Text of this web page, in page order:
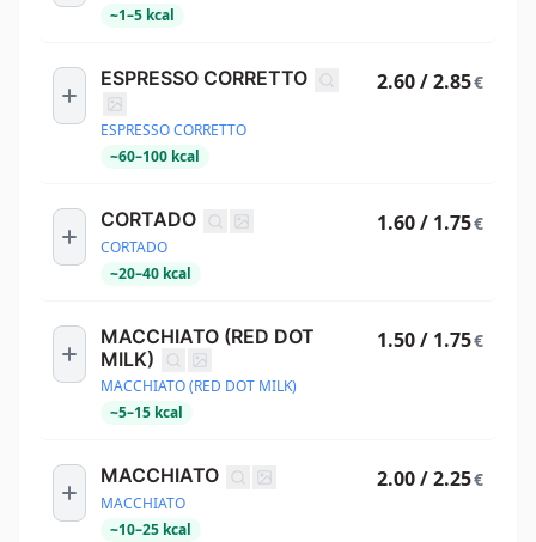
~1–5 kcal
ESPRESSO CORRETTO
ESPRESSO CORRETTO
~60–100 kcal
2.60 / 2.85€
CORTADO
CORTADO
~20–40 kcal
1.60 / 1.75€
MACCHIATO (RED DOT
MILK)
MACCHIATO (RED DOT MILK)
~5–15 kcal
1.50 / 1.75€
MACCHIATO
MACCHIATO
~10–25 kcal
2.00 / 2.25€